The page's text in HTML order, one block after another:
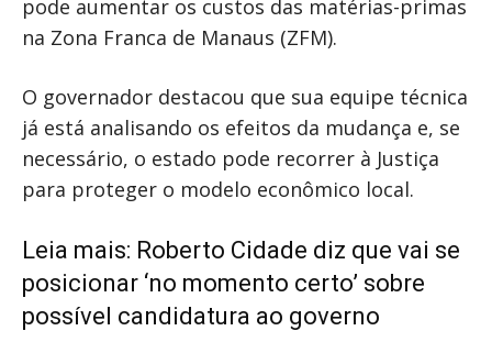
pode aumentar os custos das matérias-primas
na Zona Franca de Manaus (ZFM).
O governador destacou que sua equipe técnica
já está analisando os efeitos da mudança e, se
necessário, o estado pode recorrer à Justiça
para proteger o modelo econômico local.
Leia mais: Roberto Cidade diz que vai se
posicionar ‘no momento certo’ sobre
possível candidatura ao governo